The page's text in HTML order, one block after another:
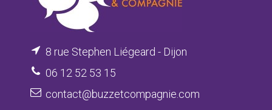
8 rue Stephen Liégeard - Dijon
06 12 52 53 15
contact@buzzetcompagnie.com